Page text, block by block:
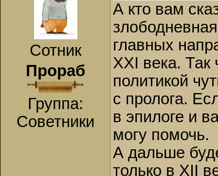
Сотник
Прораб
Группа:
Советники
А кто вам
главных
XXI века.
политикой
с пролога.
в эпилоге и
могу помочь.
А дальше
только в XII